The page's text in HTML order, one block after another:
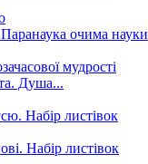
Паранаука очима науки
мудрості
Душа...
Набір листівок
Набір листівок